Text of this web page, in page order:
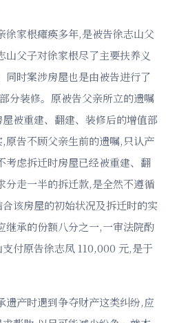
徐家根瘫痪多年,是被告徐志山父
山父子对徐家根尽了主要扶养义
同时案涉房屋也是由被告进行了
分装修。原被告父亲所立的遗嘱
被重建、翻建、装修后的增值部
原告不顾父亲生前的遗嘱,只认产
考虑拆迁时房屋已经被重建、翻
分走一半的拆迁款,是全然不遵循
该房屋的初始状况及拆迁时的实
继承的份额八分之一,一审法院酌
付原告徐志凤 110,000 元,是于
遗产时遇到争夺财产这类纠纷,应